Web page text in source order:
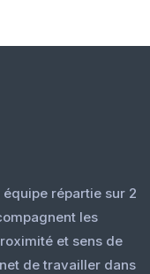
équipe répartie sur 2
les
et sens de
de travailler dans